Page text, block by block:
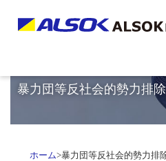
暴力団等反社会的勢力排
ホーム>暴力団等反社会的勢力排